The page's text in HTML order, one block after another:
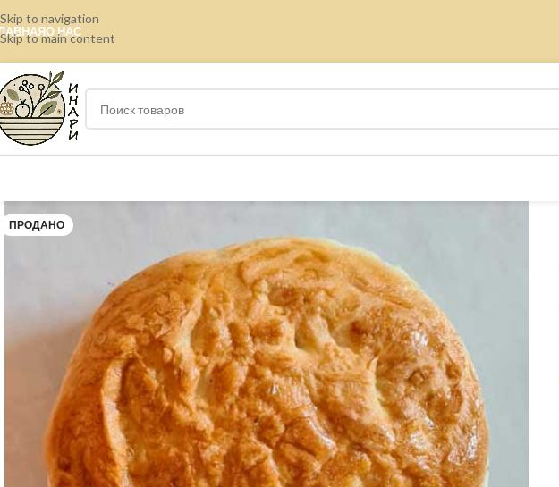
Skip to navigation
Skip to main content
О НАС
ПРОДАНО